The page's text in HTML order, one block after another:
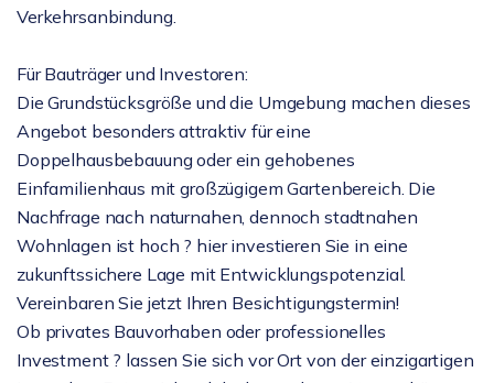
Verkehrsanbindung.
Für Bauträger und Investoren:
Die Grundstücksgröße und die Umgebung machen dieses
Angebot besonders attraktiv für eine
Doppelhausbebauung oder ein gehobenes
Einfamilienhaus mit großzügigem Gartenbereich. Die
Nachfrage nach naturnahen, dennoch stadtnahen
Wohnlagen ist hoch ? hier investieren Sie in eine
zukunftssichere Lage mit Entwicklungspotenzial.
Vereinbaren Sie jetzt Ihren Besichtigungstermin!
Ob privates Bauvorhaben oder professionelles
Investment ? lassen Sie sich vor Ort von der einzigartigen